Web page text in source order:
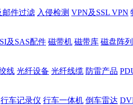
邮件过滤 入侵检测 VPN及SSL VPN
及SAS配件 磁带机 磁带库 磁盘阵列
线 光纤设备 光纤线缆 防雷产品
行车记录仪 行车一体机 倒车雷达